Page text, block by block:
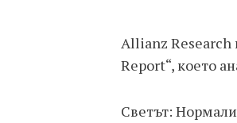
Allianz Research
Report“, което
Светът: